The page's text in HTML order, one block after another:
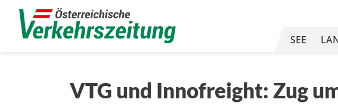
SEE
VTG und Innofreight: Zug